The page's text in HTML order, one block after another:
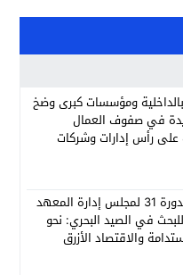
ومؤسسات كبرى وضخ
في صفوف العمال
على رأس إدارات وشركات
انعقاد الدورة 31 لمجلس إدارة المعهد
في الصيد البحري: نحو
والاقتصاد الأزرق